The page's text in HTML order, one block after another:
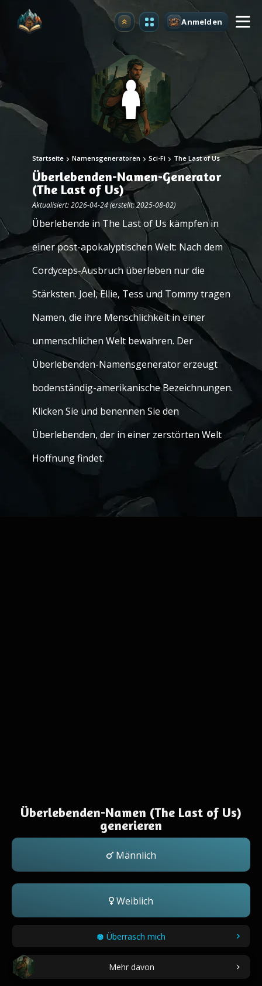
Upgrade Anmelden
Startseite Namensgeneratoren Sci-Fi The Last of Us
Überlebenden-Namen-Generator
(The Last of Us)
Aktualisiert: 2026-04-24 (erstellt: 2025-08-02)
Überlebende in The Last of Us kämpfen in
einer post-apokalyptischen Welt: Nach dem
Cordyceps-Ausbruch überleben nur die
Stärksten. Joel, Ellie, Tess und Tommy tragen
Namen, die ihre Menschlichkeit in einer
unmenschlichen Welt bewahren. Der
Überlebenden-Namensgenerator erzeugt
bodenständig-amerikanische Bezeichnungen.
Klicken Sie und benennen Sie den
Überlebenden, der in einer zerstörten Welt
Hoffnung findet.
Überlebenden-Namen (The Last of Us)
generieren
Männlich
Weiblich
Überrasch mich
Mehr davon